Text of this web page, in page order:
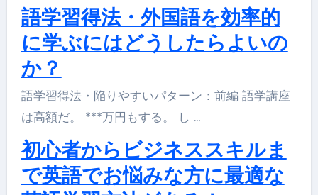
語学習得法・外国語を効率的
に学ぶにはどうしたらよいの
か？
語学習得法・陥りやすいパターン：前編 語学講座
は高額だ。 ***万円もする。 し …
初心者からビジネススキルま
で英語でお悩みな方に最適な